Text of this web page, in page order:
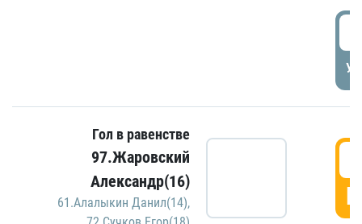
Гол в равенстве
97.Жаровский
Александр(16)
61.Алалыкин Данил(14),